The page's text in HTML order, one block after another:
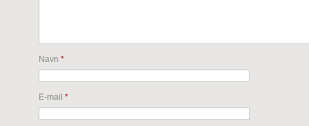
Navn *
E-mail *